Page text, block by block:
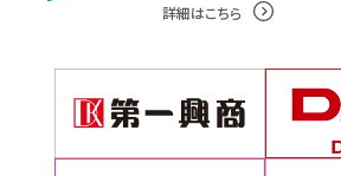
詳細はこちら